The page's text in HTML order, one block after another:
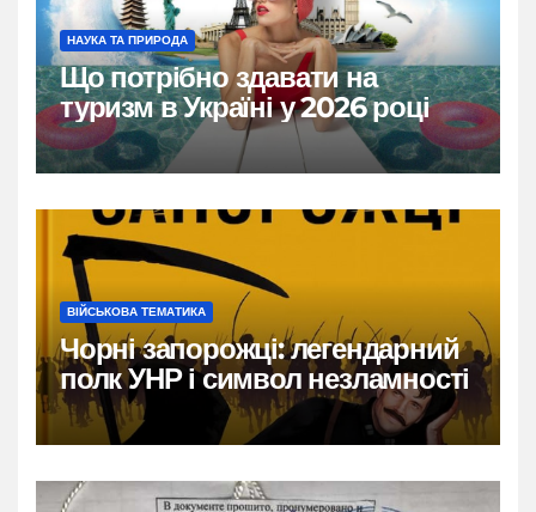
НАУКА ТА ПРИРОДА
Що потрібно здавати на
туризм в Україні у 2026 році
ВІЙСЬКОВА ТЕМАТИКА
Чорні запорожці: легендарний
полк УНР і символ незламності